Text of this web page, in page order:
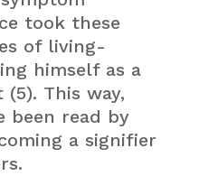
took these
of living-
himself as a
This way,
been read by
a signifier